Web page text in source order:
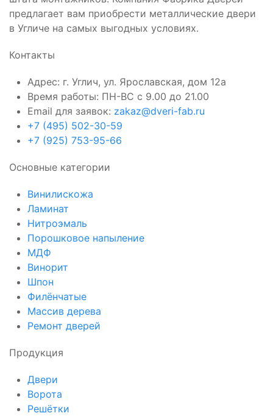
предлагает вам приобрести металлические двери
в Угличе на самых выгодных условиях.
Контакты
Адрес: г. Углич, ул. Ярославская, дом 12а
Время работы: ПН-ВС с 9.00 до 21.00
Email для заявок: zakaz@dveri-fab.ru
+7 (495) 502-30-59
+7 (925) 753-95-66
Основные категории
Винилискожа
Ламинат
Нитроэмаль
Порошковое напыление
МДФ
Винорит
Шпон
Филёнчатые
Массив дерева
Ремонт дверей
Продукция
Двери
Ворота
Решётки